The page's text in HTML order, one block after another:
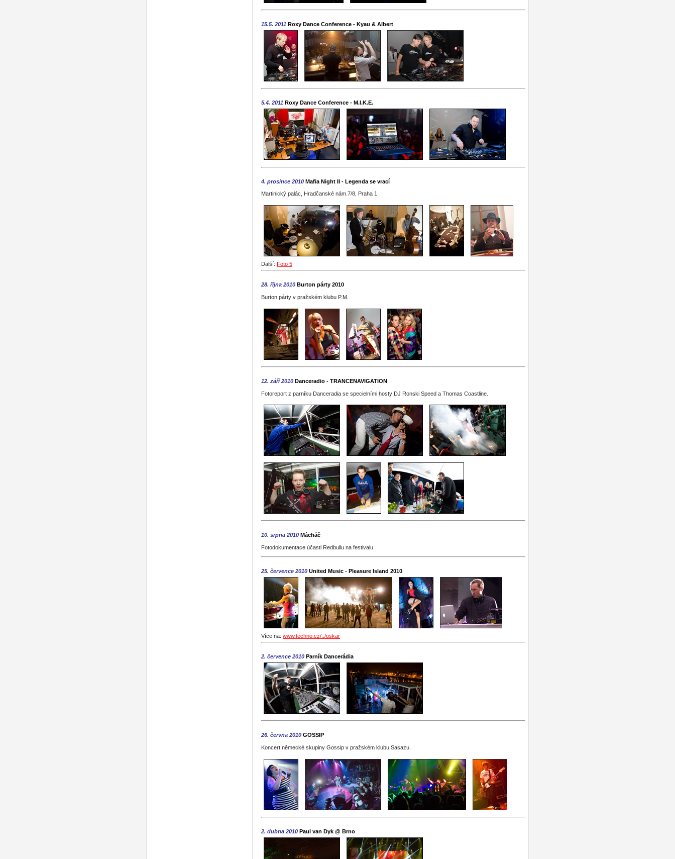
15.5. 2011 Roxy Dance Conference - Kyau & Albert
5.4. 2011 Roxy Dance Conference - M.I.K.E.
4. prosince 2010 Mafia Night II - Legenda se vrací
Martinický palác, Hradčanské nám.7/8, Praha 1
Další: Foto 5
28. října 2010 Burton párty 2010
Burton párty v pražském klubu P.M.
12. září 2010 Danceradio - TRANCENAVIGATION
Fotoreport z parníku Danceradia se specielními hosty DJ Ronski Speed a Thomas Coastline.
10. srpna 2010 Mácháč
Fotodokumentace účasti Redbullu na festivalu.
25. července 2010 United Music - Pleasure Island 2010
Více na: www.techno.cz/../oskar
2. července 2010 Parník Dancerádia
26. června 2010 GOSSIP
Koncert německé skupiny Gossip v pražském klubu Sasazu.
2. dubna 2010 Paul van Dyk @ Brno